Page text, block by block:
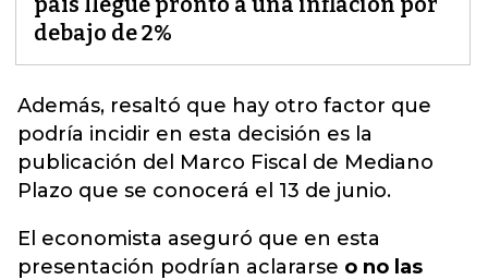
debajo de 2%
Además, resaltó que hay otro factor que
podría incidir en esta decisión es la
publicación del Marco Fiscal de Mediano
Plazo que se conocerá el 13 de junio.
El economista aseguró que en esta
presentación podrían aclararse o no las